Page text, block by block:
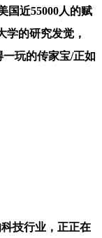
国近55000人的赋
学的研究发觉，
玩的传家宝/正如
技行业，正正在